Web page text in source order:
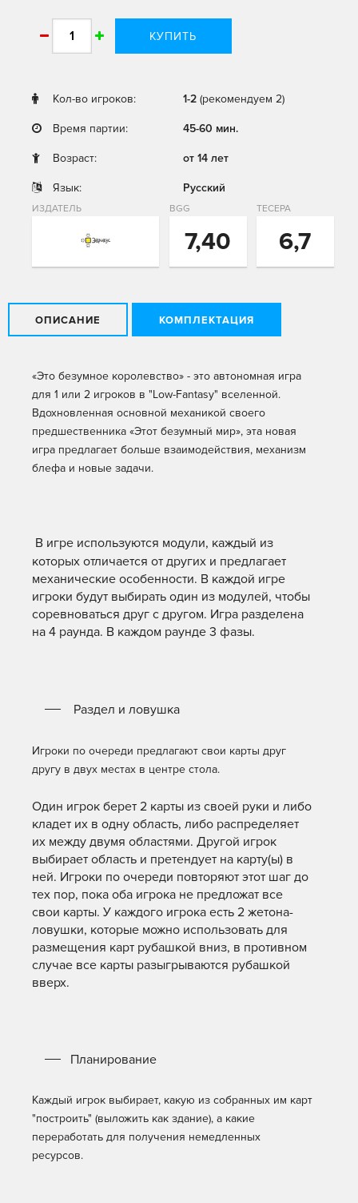
КУПИТЬ
Кол-во игроков: 1-2 (рекомендуем 2)
Время партии: 45-60 мин.
Возраст: от 14 лет
Язык: Русский
ИЗДАТЕЛЬ BGG
7,40
ТЕСЕРА
6,7
ОПИСАНИЕ КОМПЛЕКТАЦИЯ
«Это безумное королевство» - это автономная игра
для 1 или 2 игроков в "Low-Fantasy" вселенной.
Вдохновленная основной механикой своего
предшественника «Этот безумный мир», эта новая
игра предлагает больше взаимодействия, механизм
блефа и новые задачи.
В игре используются модули, каждый из
которых отличается от других и предлагает
механические особенности. В каждой игре
игроки будут выбирать один из модулей, чтобы
соревноваться друг с другом. Игра разделена
на 4 раунда. В каждом раунде 3 фазы.
Раздел и ловушка
Игроки по очереди предлагают свои карты друг
другу в двух местах в центре стола.
Один игрок берет 2 карты из своей руки и либо
кладет их в одну область, либо распределяет
их между двумя областями. Другой игрок
выбирает область и претендует на карту(ы) в
ней. Игроки по очереди повторяют этот шаг до
тех пор, пока оба игрока не предложат все
свои карты. У каждого игрока есть 2 жетона-
ловушки, которые можно использовать для
размещения карт рубашкой вниз, в противном
случае все карты разыгрываются рубашкой
вверх.
Планирование
Каждый игрок выбирает, какую из собранных им карт
"построить" (выложить как здание), а какие
переработать для получения немедленных
ресурсов.